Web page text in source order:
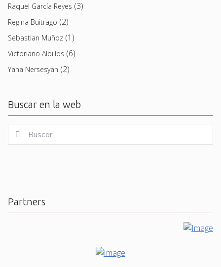
Raquel García Reyes (3)
Regina Buitrago (2)
Sebastian Muñoz (1)
Victoriano Albillos (6)
Yana Nersesyan (2)
Buscar en la web
for:
Buscar
Partners